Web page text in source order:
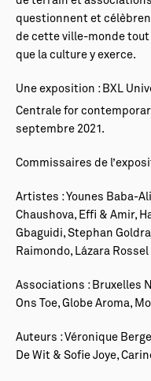
questionnent et
de cette ville-monde
que la culture y exerce.
Une exposition : BXL
Centrale for
septembre 2021.
Commissaires de
Artistes : Younes Baba-
Chaushova, Effi & Amir,
Gbaguidi, Stephan
Raimondo, Lázara
Associations : Bruxelles
Ons Toe, Globe Aroma,
Auteurs : Véronique
De Wit & Sofie Joye,